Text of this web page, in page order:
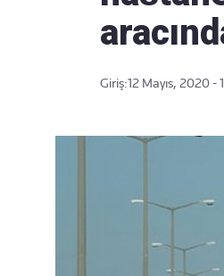
Giriş:12 Mayıs, 2020 -